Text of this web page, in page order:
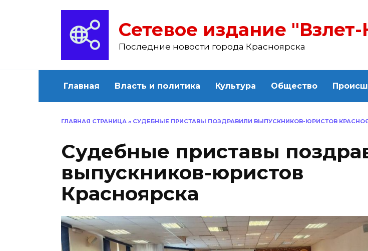
Сетевое издание "Взлет-
Последние новости города Красноярска
Главная Власть и политика Культура Общество
ГЛАВНАЯ СТРАНИЦА » СУДЕБНЫЕ ПРИСТАВЫ ПОЗДРАВИЛИ ВЫПУСКНИКОВ-ЮРИСТОВ
Судебные приставы
выпускников-юристов
Красноярска